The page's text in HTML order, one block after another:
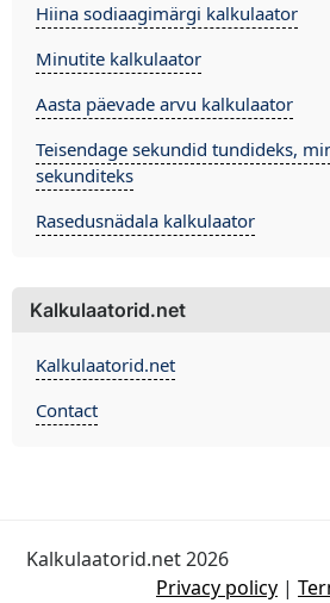
Hiina sodiaagimärgi kalkulaator
Minutite kalkulaator
Aasta päevade arvu kalkulaator
Teisendage sekundid tundideks,
sekunditeks
Rasedusnädala kalkulaator
Kalkulaatorid.net
Kalkulaatorid.net
Contact
Kalkulaatorid.net 2026
Privacy policy |